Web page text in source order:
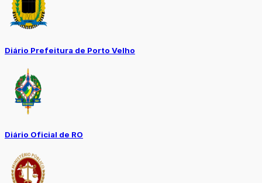
Diário Prefeitura de Porto Velho
Diário Oficial de RO